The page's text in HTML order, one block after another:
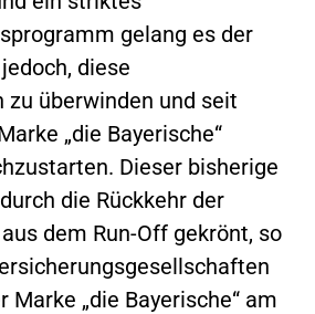
gelang es der
diese
zu überwinden und seit
„die Bayerische“
Dieser bisherige
die Rückkehr der
dem Run-Off gekrönt, so
Marke „die Bayerische“ am